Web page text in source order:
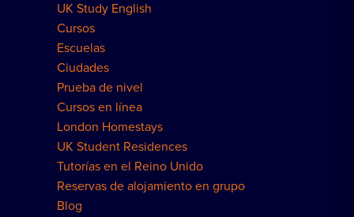
Residencias en Londres
UK Study English
Cursos
Escuelas
Ciudades
Prueba de nivel
Cursos en línea
London Homestays
UK Student Residences
Tutorías en el Reino Unido
Reservas de alojamiento en grupo
Blog